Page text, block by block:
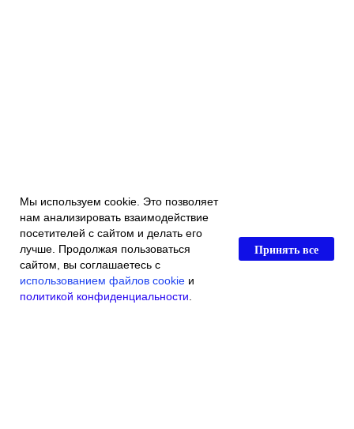
Главная Каталог магазина
Мы используем cookie. Это позволяет
нам анализировать взаимодействие
посетителей с сайтом и делать его
лучше. Продолжая пользоваться
сайтом, вы соглашаетесь с
использованием файлов cookie и
политикой конфиденциальности
Принять все